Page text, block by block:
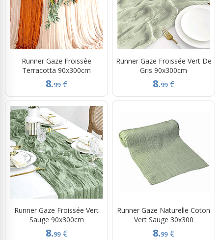
Runner Gaze Froissée
Terracotta 90x300cm
8.99 €
Runner Gaze Froissée Vert De
Gris 90x300cm
8.99 €
Runner Gaze Froissée Vert
Sauge 90x300cm
8.99 €
Runner Gaze Naturelle Coton
Vert Sauge 30x300
8.99 €